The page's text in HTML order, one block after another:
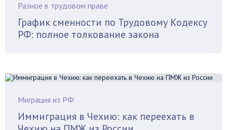
Разное в трудовом праве
График сменности по Трудовому Кодексу
РФ: полное толкование закона
Миграция из РФ
Иммиграция в Чехию: как переехать в